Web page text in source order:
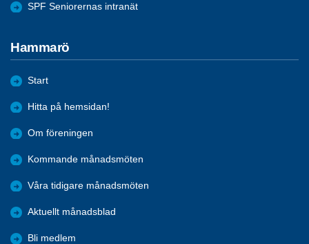
SPF Seniorernas intranät
Hammarö
Start
Hitta på hemsidan!
Om föreningen
Kommande månadsmöten
Våra tidigare månadsmöten
Aktuellt månadsblad
Bli medlem